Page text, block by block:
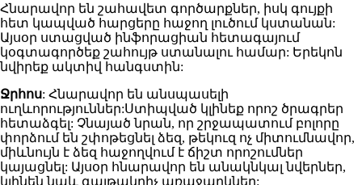
Հնարավոր են շահավետ գործարքներ, իսկ գույքի
հետ կապված հարցերը հաջող լուծում կստանան:
Այսօր ստացված ինֆորացիան հետագայում
կօգտագործեք շահույթ ստանալու համար: Երեկոն
նվիրեք ակտիվ հանգստին:
Ջրհոս: Հնարավոր են անսպասելի
ուղևորություններ:Ստիպված կլինեք որոշ ծրագրեր
հետաձգել: Չնայած նրան, որ շրջապատում բոլորը
փորձում են շփոթեցնել ձեզ, թեկուզ ոչ միտումնավոր,
միևնույն է ձեզ հաջողվում է ճիշտ որոշումներ
կայացնել: Այսօր հնարավոր են անակնկալ նվերներ,
կլինեն նաև գայթակղիչ առաջարկներ: